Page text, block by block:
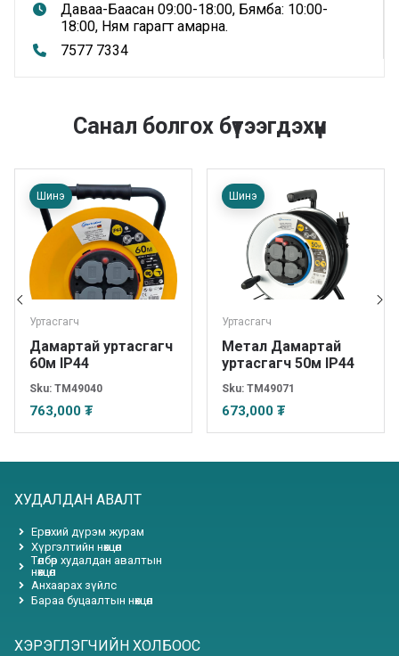
Даваа-Баасан 09:00-18:00, Бямба: 10:00-
18:00, Ням гарагт амарна.
7577 7334
Санал болгох бүтээгдэхүүн
Шинэ
Уртасгагч
Дамартай уртасгагч
60м IP44
Sku: TM49040
763,000 ₮
Шинэ
Уртасгагч
Метал Дамартай
уртасгагч 50м IP44
Sku: TM49071
673,000 ₮
ХУДАЛДАН АВАЛТ
Ерөнхий дүрэм журам
Хүргэлтийн нөхцөл
Төлбөр худалдан авалтын
нөхцөл
Анхаарах зүйлс
Бараа буцаалтын нөхцөл
ХЭРЭГЛЭГЧИЙН ХОЛБООС